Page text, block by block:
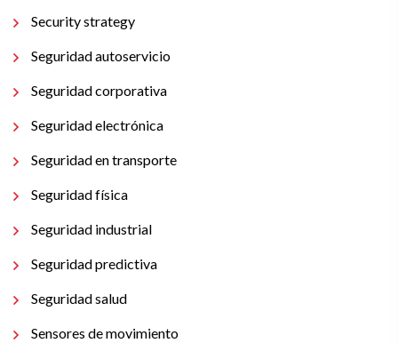
Security strategy
Seguridad autoservicio
Seguridad corporativa
Seguridad electrónica
Seguridad en transporte
Seguridad física
Seguridad industrial
Seguridad predictiva
Seguridad salud
Sensores de movimiento